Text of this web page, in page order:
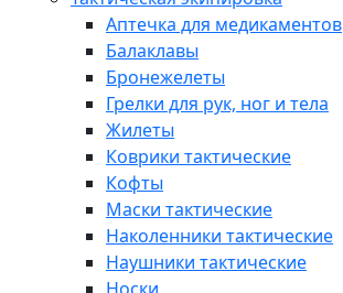
Аптечка для медикаментов
Балаклавы
Бронежелеты
Грелки для рук, ног и тела
Жилеты
Коврики тактические
Кофты
Маски тактические
Наколенники тактические
Наушники тактические